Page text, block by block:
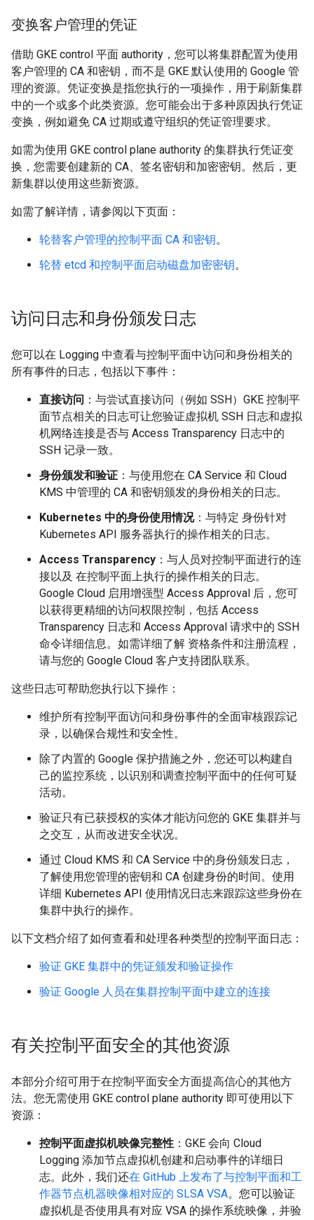
变换客户管理的凭证
借助 GKE control 平面 authority，您可以将集群配置为使用
客户管理的 CA 和密钥，而不是 GKE 默认使用的 Google 管
理的资源。 凭证变换是指您执行的一项操作，用于刷新集群
中的一个或多个此类资源。您可能会出于多种原因执行凭证
变换，例如避免 CA 过期或遵守组织的凭证管理要求。
如需为使用 GKE control plane authority 的集群执行凭证变
换，您需要创建新的 CA、签名密钥和加密密钥。然后，更
新集群以使用这些新资源。
如需了解详情，请参阅以下页面：
轮替客户管理的控制平面 CA 和密钥。
轮替 etcd 和控制平面启动磁盘加密密钥。
访问日志和身份颁发日志
您可以在 Logging 中查看与控制平面中访问和身份相关的
所有事件的日志，包括以下事件：
直接访问 ：与尝试直接访问（例如 SSH）GKE 控制平
面节点相关的日志可让您验证虚拟机 SSH 日志和虚拟
机网络连接是否与 Access Transparency 日志中的
SSH 记录一致。
身份颁发和验证 ：与使用您在 CA Service 和 Cloud
KMS 中管理的 CA 和密钥颁发的身份相关的日志。
Kubernetes 中的身份使用情况：与特定 身份针对
Kubernetes API 服务器执行的操作相关的日志。
Access Transparency ：与人员对控制平面进行的连
接以及 在控制平面上执行的操作相关的日志。
Google Cloud 启用增强型 Access Approval 后，您可
以获得更精细的访问权限控制，包括 Access
Transparency 日志和 Access Approval 请求中的 SSH
命令详细信息。如需详细了解 资格条件和注册流程，
请与您的 Google Cloud 客户支持团队联系。
这些日志可帮助您执行以下操作：
维护所有控制平面访问和身份事件的全面审核跟踪记
录，以确保合规性和安全性。
除了内置的 Google 保护措施之外，您还可以构建自
己的监控系统，以识别和调查控制平面中的任何可疑
活动。
验证只有已获授权的实体才能访问您的 GKE 集群并与
之交互，从而改进安全状况。
通过 Cloud KMS 和 CA Service 中的身份颁发日志，
了解使用您管理的密钥和 CA 创建身份的时间。使用
详细 Kubernetes API 使用情况日志来跟踪这些身份在
集群中执行的操作。
以下文档介绍了如何查看和处理各种类型的控制平面日志：
验证 GKE 集群中的凭证颁发和验证操作
验证 Google 人员在集群控制平面中建立的连接
有关控制平面安全的其他资源
本部分介绍可用于在控制平面安全方面提高信心的其他方
法。您无需使用 GKE control plane authority 即可使用以下
资源：
控制平面虚拟机映像完整性 ：GKE 会向 Cloud
Logging 添加节点虚拟机创建和启动事件的详细日
志。此外，我们还在 GitHub 上发布了与控制平面和工
作器节点机器映像相对应的 SLSA VSA。您可以验证
虚拟机是否使用具有对应 VSA 的操作系统映像，并验